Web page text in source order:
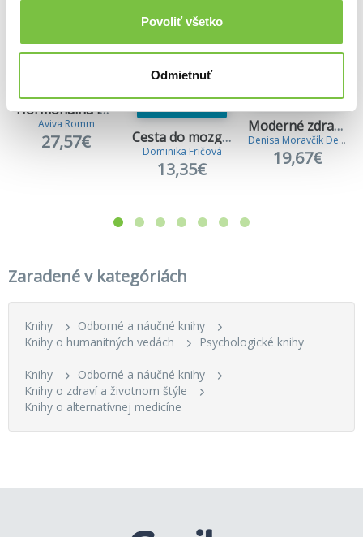
Povoliť všetko
Odmietnuť
Hormonálna inteligencia
Aviva Romm
27,57€ Cesta do mozgu a späť
Dominika Fričová
13,35€
Moderné zdravie
Denisa Moravčík Debrecká
19,67€
Zaradené v kategóriách
Knihy
Odborné a náučné knihy
Knihy o humanitných vedách
Psychologické knihy
Knihy
Odborné a náučné knihy
Knihy o zdraví a životnom štýle
Knihy o alternatívnej medicíne